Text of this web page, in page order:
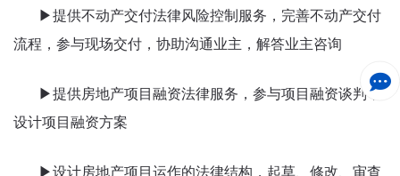
▶提供不动产交付法律风险控制服务，完善不动产交付
流程，参与现场交付，协助沟通业主，解答业主咨询
▶提供房地产项目融资法律服务，参与项目融资谈判，
设计项目融资方案
▶设计房地产项目运作的法律结构，起草、修改、审查